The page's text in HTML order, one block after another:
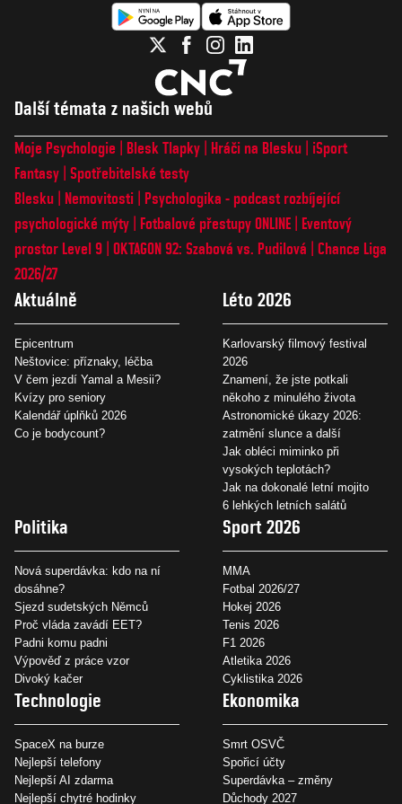
Další témata z našich webů
Moje Psychologie Blesk Tlapky Hráči na Blesku
iSport
Fantasy Spotřebitelské testy
Blesku
Nemovitosti
Psychologika - podcast rozbíjející
psychologické mýty
Fotbalové přestupy ONLINE
Eventový
prostor Level 9 OKTAGON 92: Szabová vs. Pudilová
Chance Liga
2026/27
Aktuálně
Epicentrum
Neštovice: příznaky, léčba
V čem jezdí Yamal a Mesii?
Kvízy pro seniory
Kalendář úplňků 2026
Co je bodycount?
Léto 2026
Karlovarský filmový festival
2026
Znamení, že jste potkali
někoho z minulého života
Astronomické úkazy 2026:
zatmění slunce a další
Jak obléci miminko při
vysokých teplotách?
Jak na dokonalé letní mojito
6 lehkých letních salátů
Politika
Nová superdávka: kdo na ní
dosáhne?
Sjezd sudetských Němců
Proč vláda zavádí EET?
Padni komu padni
Výpověď z práce vzor
Divoký kačer
Sport 2026
MMA
Fotbal 2026/27
Hokej 2026
Tenis 2026
F1 2026
Atletika 2026
Cyklistika 2026
Technologie
SpaceX na burze
Nejlepší telefony
Nejlepší AI zdarma
Nejlepší chytré hodinky
Ekonomika
Smrt OSVČ
Spořicí účty
Superdávka – změny
Důchody 2027